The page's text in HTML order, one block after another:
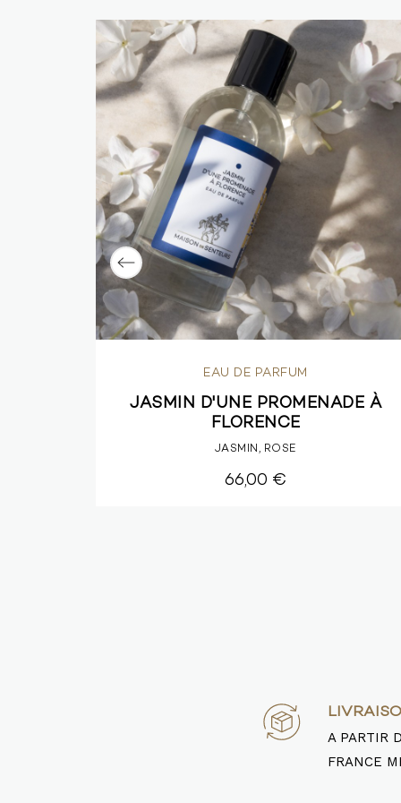
EAU DE PARFUM
JASMIN D'UNE PROMENADE À
FLORENCE
JASMIN, ROSE
66,00 €
A PARTIR
FRANCE